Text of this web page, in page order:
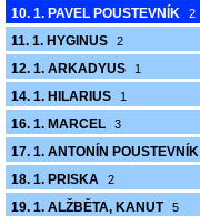
10. 1. PAVEL POUSTEVNÍK 2
11. 1. HYGINUS 2
12. 1. ARKADYUS 1
14. 1. HILARIUS 1
16. 1. MARCEL 3
17. 1. ANTONÍN POUSTEVNÍK
18. 1. PRISKA 2
19. 1. ALŽBĚTA, KANUT 5